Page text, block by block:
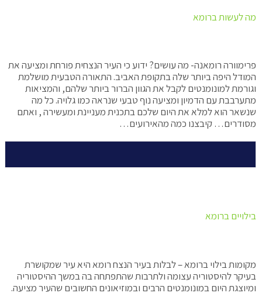
מה לעשות ברומא
פרימוורה רומאנה- מה עושים? ידוע כי העיר הנצחית פורחת ומציעה את
המודל היפה ביותר שלה בתקופת האביב. התאורה הטבעית מושלמת
וגורמת למונומנטים לקבל את הגוון הברור ביותר שלהם, והמציאות
מתערבבת עם הדמיון ומציעה נוף טבעי שנראה כמו גלויה. כל מה
שנשאר הוא למלא את היום שלכם בתכנית מעניינת ומעשירה , ואתם
מסודרים… קיבצנו כמה מהאירועים…
בילויים ברומא
מקומות בילוי ברומא – לבלות בעיר הנצח רומא היא עיר שמקושרת
בעיקר להיסטוריה עצומה ולתרבות שהתפתחה בה במשך ההיסטוריה
ומיוצגת היום במונומנטים הרבים ובמוזיאונים החשובים שהעיר מציעה.